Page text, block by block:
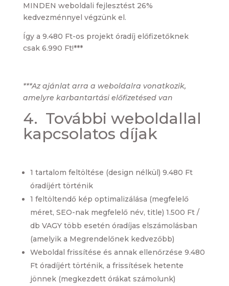
MINDEN weboldali fejlesztést 26%
kedvezménnyel végzünk el.
Így a 9.480 Ft-os projekt óradíj előfizetőknek
csak 6.990 Ft!***
***Az ajánlat arra a weboldalra vonatkozik,
amelyre karbantartási előfizetésed van
4. További weboldallal
kapcsolatos díjak
1 tartalom feltöltése (design nélkül) 9.480 Ft
óradíjért történik
1 feltöltendő kép optimalizálása (megfelelő
méret, SEO-nak megfelelő név, title) 1.500 Ft /
db VAGY több esetén óradíjas elszámolásban
(amelyik a Megrendelőnek kedvezőbb)
Weboldal frissítése és annak ellenőrzése 9.480
Ft óradíjért történik, a frissítések hetente
jönnek (megkezdett órákat számolunk)